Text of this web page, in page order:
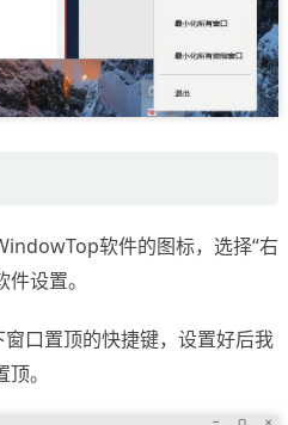
软件的图标，选择“右
设置。
口置顶的快捷键，设置好后我
。